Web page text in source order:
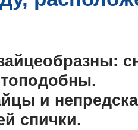
и
спички.